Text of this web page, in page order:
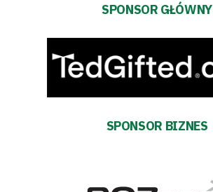
Biznes
SPONSOR GŁÓWNY
SPONSOR BIZNES